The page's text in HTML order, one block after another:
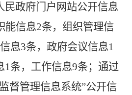
民政府门户网站公开信息
能信息2条，组织管理信
息3条，政府会议信息1
1 条，工作信息9条；通过
督管理信息系统”公开信